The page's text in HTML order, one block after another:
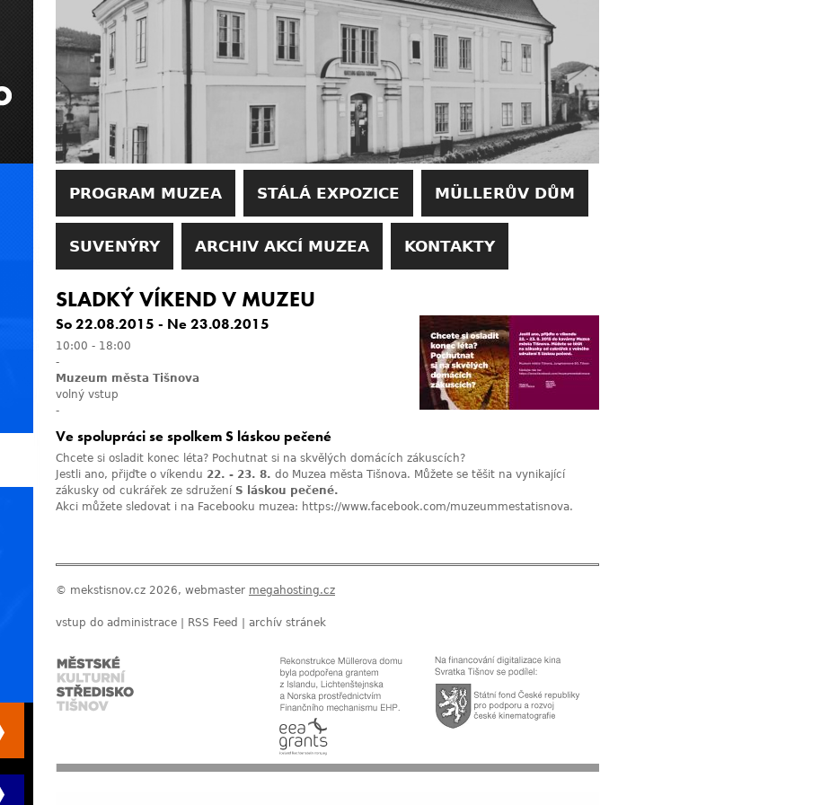
PROGRAM MUZEA STÁLÁ EXPOZICE MÜLLERŮV DŮM
SUVENÝRY ARCHIV AKCÍ MUZEA KONTAKTY
SLADKÝ VÍKEND V MUZEU
So 22.08.2015 - Ne 23.08.2015
10:00 - 18:00
-
Muzeum města Tišnova
volný vstup
-
Ve spolupráci se spolkem S láskou pečené
Chcete si osladit konec léta? Pochutnat si na skvělých domácích zákuscích?
Jestli ano, přijďte o víkendu 22. - 23. 8. do Muzea města Tišnova. Můžete se těšit na vynikající
zákusky od cukrářek ze sdružení S láskou pečené.
Akci můžete sledovat i na Facebooku muzea: https://www.facebook.com/muzeummestatisnova.
© mekstisnov.cz 2026, webmaster megahosting.cz
vstup do administrace RSS Feed archív stránek